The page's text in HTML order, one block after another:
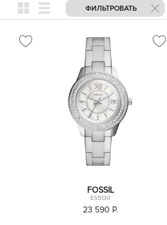
ФИЛЬТРОВАТЬ
FOSSIL
ES5130
23 590 P.